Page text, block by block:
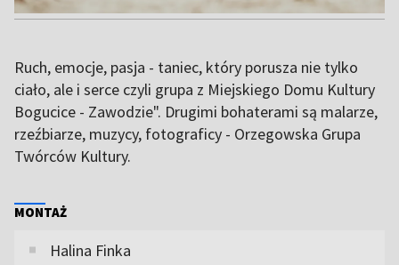
Ruch, emocje, pasja - taniec, który porusza nie tylko
ciało, ale i serce czyli grupa z Miejskiego Domu Kultury
Bogucice - Zawodzie". Drugimi bohaterami są malarze,
rzeźbiarze, muzycy, fotograficy - Orzegowska Grupa
Twórców Kultury.
MONTAŻ
Halina Finka